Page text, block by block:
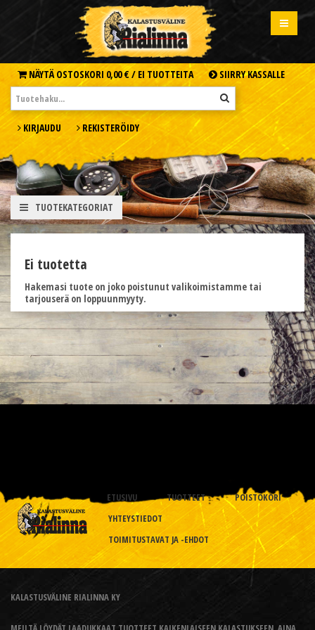
NÄYTÄ OSTOSKORI 0,00 € / EI TUOTTEITA SIIRRY KASSALLE
KIRJAUDU REKISTERÖIDY
TUOTEKATEGORIAT
Ei tuotetta
Hakemasi tuote on joko poistunut valikoimistamme tai
tarjouserä on loppuunmyyty.
ETUSIVU TUOTTEET
POISTOKORI
YHTEYSTIEDOT
TOIMITUSTAVAT JA -EHDOT
KALASTUSVÄLINE RIALINNA KY